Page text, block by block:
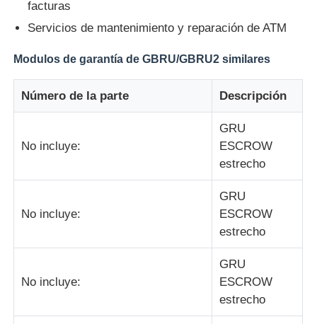
máquina de pos
facturas
Servicios de mantenimiento y reparación de ATM
Modulos de garantía de GBRU/GBRU2 similares
Número de la parte Descripción
No incluye:
GRU
ESCROW
estrecho
No incluye:
GRU
ESCROW
estrecho
No incluye:
GRU
ESCROW
estrecho